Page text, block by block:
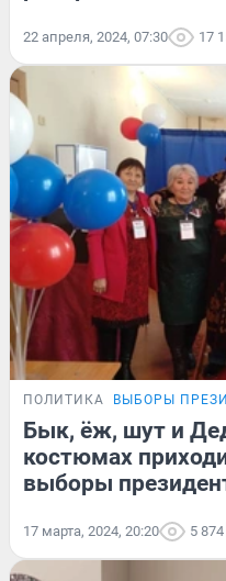
22 апреля, 2024, 07:30 17
ПОЛИТИКА ВЫБОРЫ
Бык, ёж, шут и
костюмах
выборы
17 марта, 2024, 20:20 5 874